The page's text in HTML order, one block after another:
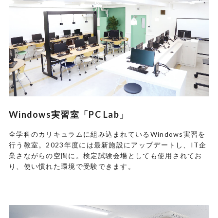
Windows実習室「PC Lab」
全学科のカリキュラムに組み込まれているWindows実習を
行う教室。2023年度には最新施設にアップデートし、IT企
業さながらの空間に。検定試験会場としても使用されてお
り、使い慣れた環境で受験できます。